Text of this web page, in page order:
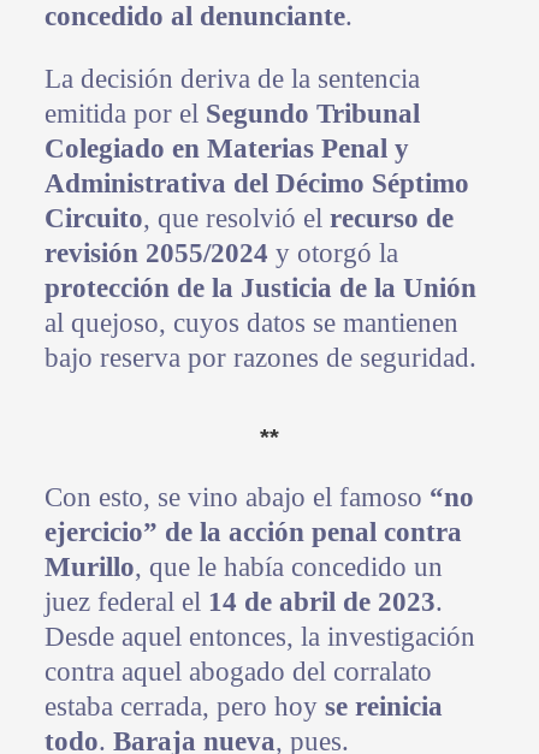
concedido al denunciante.
La decisión deriva de la sentencia
emitida por el Segundo Tribunal
Colegiado en Materias Penal y
Administrativa del Décimo Séptimo
Circuito, que resolvió el recurso de
revisión 2055/2024 y otorgó la
protección de la Justicia de la Unión
al quejoso, cuyos datos se mantienen
bajo reserva por razones de seguridad.
**
Con esto, se vino abajo el famoso “no
ejercicio” de la acción penal contra
Murillo, que le había concedido un
juez federal el 14 de abril de 2023.
Desde aquel entonces, la investigación
contra aquel abogado del corralato
estaba cerrada, pero hoy se reinicia
todo. Baraja nueva, pues.